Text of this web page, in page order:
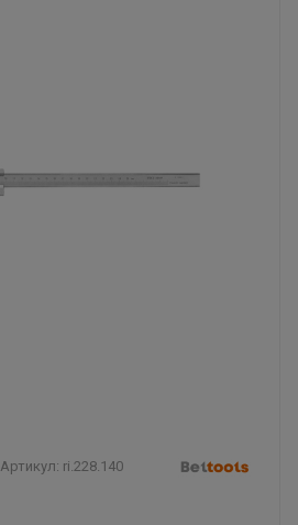
Артикул: ri.228.140